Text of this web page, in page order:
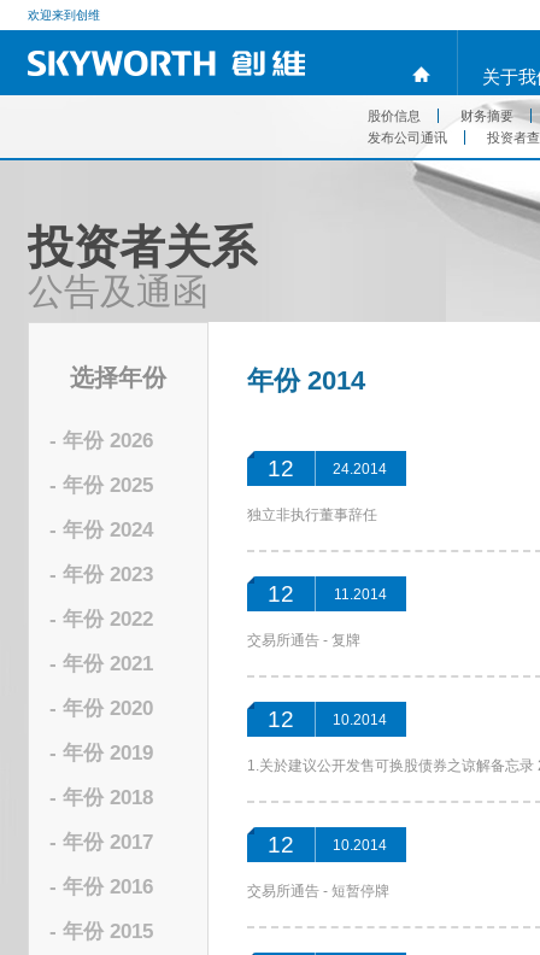
欢迎来到创维
关于
股价信息
财务摘要
发布公司通讯
投资者
投资者关系
公告及通函
选择年份
- 年份 2026
- 年份 2025
- 年份 2024
- 年份 2023
- 年份 2022
- 年份 2021
- 年份 2020
- 年份 2019
- 年份 2018
- 年份 2017
- 年份 2016
- 年份 2015
年份 2014
12 24.2014
独立非执行董事辞任
12 11.2014
交易所通告 - 复牌
12 10.2014
1.关於建议公开发售可换股债券之谅解备忘
12 10.2014
交易所通告 - 短暂停牌